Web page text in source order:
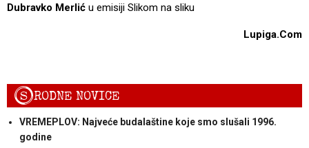
Dubravko Merlić u emisiji Slikom na sliku
Lupiga.Com
SRODNE NOVICE
VREMEPLOV: Najveće budalaštine koje smo slušali 1996.
godine